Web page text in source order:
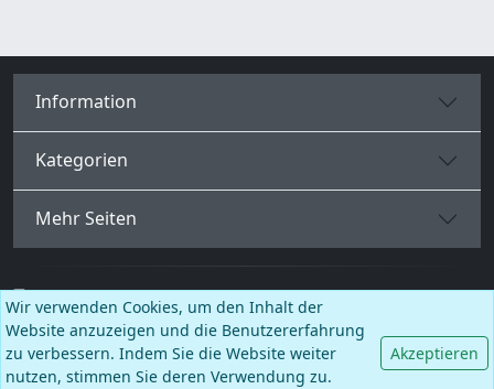
Information
Kategorien
Mehr Seiten
Facebook Instagram TikTok
Deutsch
Wir verwenden Cookies, um den Inhalt der
Website anzuzeigen und die Benutzererfahrung
zu verbessern. Indem Sie die Website weiter
nutzen, stimmen Sie deren Verwendung zu.
Akzeptieren